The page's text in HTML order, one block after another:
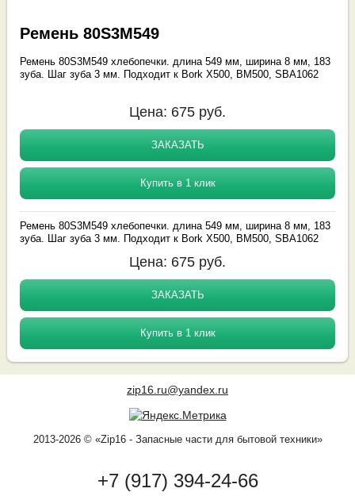
Ремень 80S3M549
Ремень 80S3M549 хлебопечки. длина 549 мм, ширина 8 мм, 183
зуба. Шаг зуба 3 мм. Подходит к Bork X500, BM500, SBA1062
Цена: 675 руб.
ЗАКАЗАТЬ
Купить в 1 клик
Ремень 80S3M549 хлебопечки. длина 549 мм, ширина 8 мм, 183
зуба. Шаг зуба 3 мм. Подходит к Bork X500, BM500, SBA1062
Цена: 675 руб.
ЗАКАЗАТЬ
Купить в 1 клик
zip16.ru@yandex.ru
2013-2026 © «Zip16 - Запасные части для бытовой техники»
+7 (917) 394-24-66